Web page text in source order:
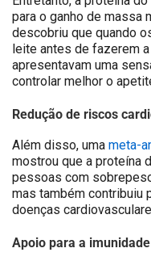
para o ganho de massa
descobriu que quando
leite antes de fazerem
apresentavam uma
controlar melhor o
Redução de riscos
Além disso, uma meta-
mostrou que a proteína
pessoas com
mas também contribuiu
doenças
Apoio para a imunidade